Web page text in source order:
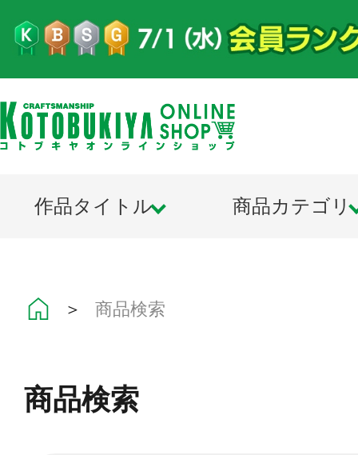
作品タイトル 商品カテゴリ
＞ 商品検索
商品検索